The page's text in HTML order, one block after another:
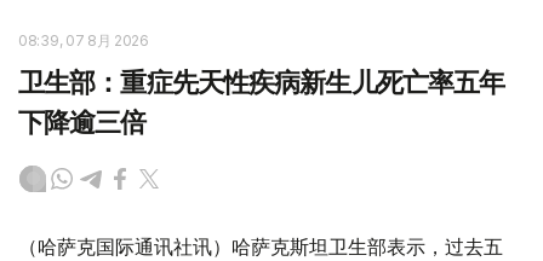
08:39, 07 8月 2026
卫生部：重症先天性疾病新生儿死亡率五年
下降逾三倍
（哈萨克国际通讯社讯）哈萨克斯坦卫生部表示，过去五